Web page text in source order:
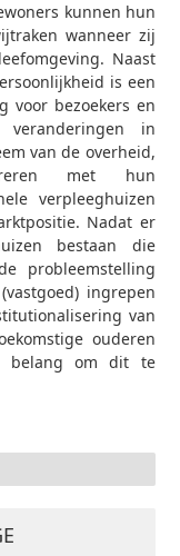
kunnen hun
wanneer zij
Naast
is een
voor bezoekers en
in
van de overheid,
met hun
verpleeghuizen
Nadat er
bestaan die
probleemstelling
ingrepen
van
ouderen
belang om dit te